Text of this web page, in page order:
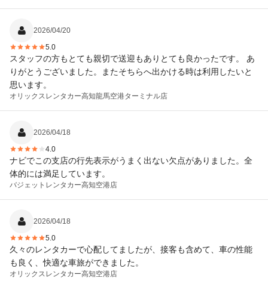
2026/04/20
5.0
スタッフの方もとても親切で送迎もありとても良かったです。 あ
りがとうございました。またそちらへ出かける時は利用したいと
思います。
オリックスレンタカー高知龍馬空港ターミナル店
2026/04/18
4.0
ナビでこの支店の行先表示がうまく出ない欠点がありました。全
体的には満足しています。
バジェットレンタカー高知空港店
2026/04/18
5.0
久々のレンタカーで心配してましたが、接客も含めて、車の性能
も良く、快適な車旅ができました。
オリックスレンタカー高知空港店